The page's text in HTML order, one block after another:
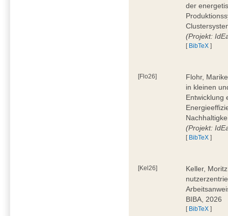
der
(Projekt:
[ BibTeX ]
[Flo26]
Flohr,
in kleinen
Entwicklung
(Projekt:
[ BibTeX ]
[Kel26]
Keller,
BIBA, 2026
[ BibTeX ]